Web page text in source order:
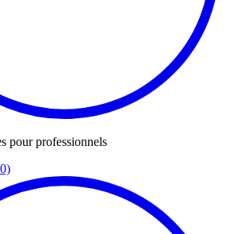
pour professionnels